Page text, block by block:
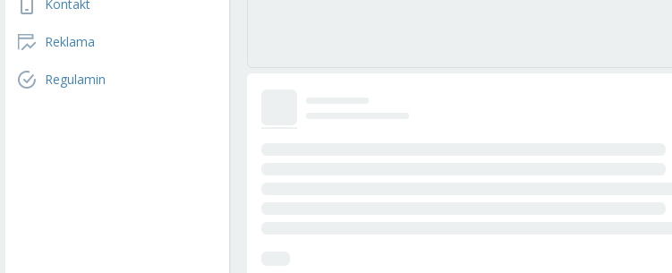
Kontakt
Reklama
Regulamin